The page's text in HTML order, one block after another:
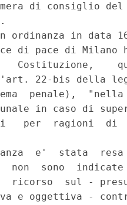
di consiglio
ordinanza in data
di pace di Milano
Costituzione,
22-bis della
penale),
in caso di
per  ragioni  di
e'  stata
non  sono
ricorso  sul -
e oggettiva -